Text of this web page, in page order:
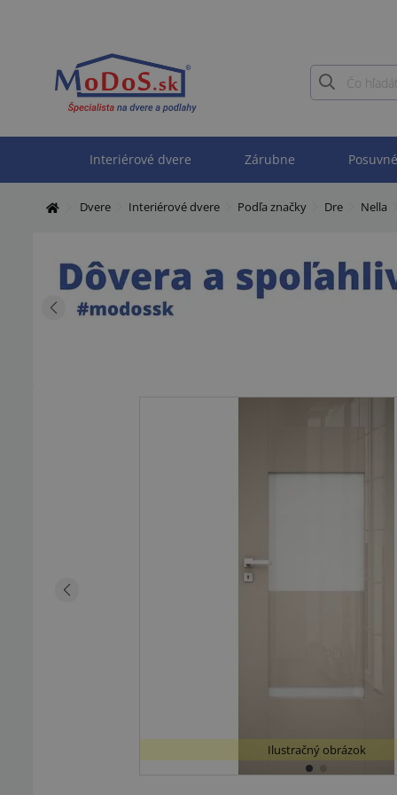
Interiérové dvere Zárubne
Dvere Interiérové dvere Podľa značky Dre Nella
Ilustračný obrázok